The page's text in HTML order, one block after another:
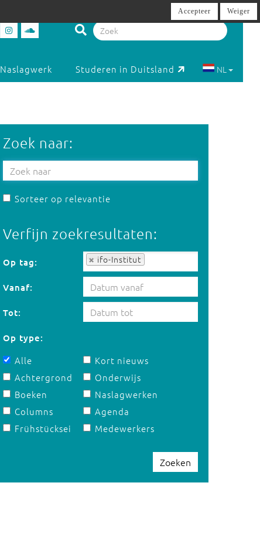
Naslagwerk Studeren in Duitsland NL
Zoek naar:
Sorteer op relevantie
Verfijn zoekresultaten:
Op tag: ifo-Institut
Op tag:
Vanaf:
Tot:
Op type:
Alle
Achtergrond
Boeken
Columns
Frühstücksei
Kort nieuws
Onderwijs
Naslagwerken
Agenda
Medewerkers
Zoeken
Accepteer Weiger